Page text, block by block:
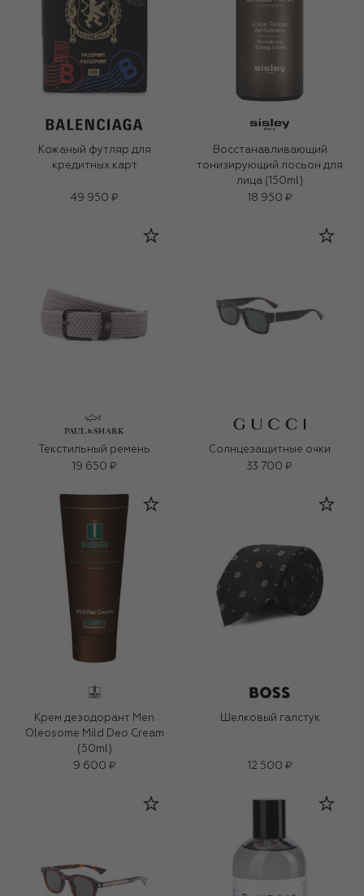
Кожаный футляр для
кредитных карт
49 950 ₽
Восстанавливающий
тонизирующий лосьон для
лица (150ml)
18 950 ₽
Текстильный ремень
19 650 ₽
Солнцезащитные очки
33 700 ₽
Крем дезодорант Men
Oleosome Mild Deo Cream
(50ml)
9 600 ₽
Шелковый галстук
12 500 ₽